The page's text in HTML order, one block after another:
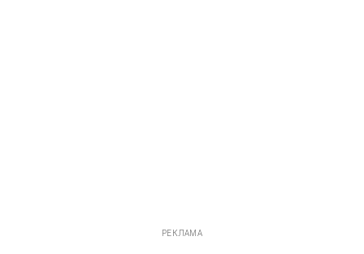
РЕКЛАМА